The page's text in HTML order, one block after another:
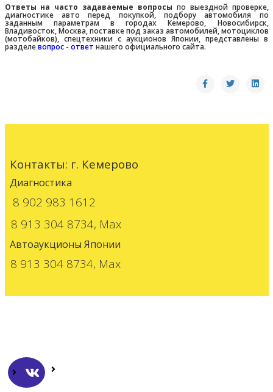
г. Новосибирск
Александр
г. Новосибирск
Тамара
г. Красноярск
Ответы на часто задаваемые вопросы по выездной проверке,
диагностике авто перед покупкой, подбору автомобиля по
заданным параметрам в городах Кемерово, Новосибирск,
Владивосток, Москва, поставке под заказ автомобилей, мотоциклов
(мотобайков), спецтехники с аукционов Японии, представлены в
разделевопрос - ответ нашего официального сайта.
Контакты: г. Кемерово
Диагностика
8 902 983 1612
8 913 304 8734, Max
Автоаукционы Японии
8 913 304 8734, Max